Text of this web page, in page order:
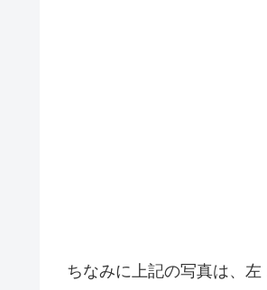
ちなみに上記の写真は、左